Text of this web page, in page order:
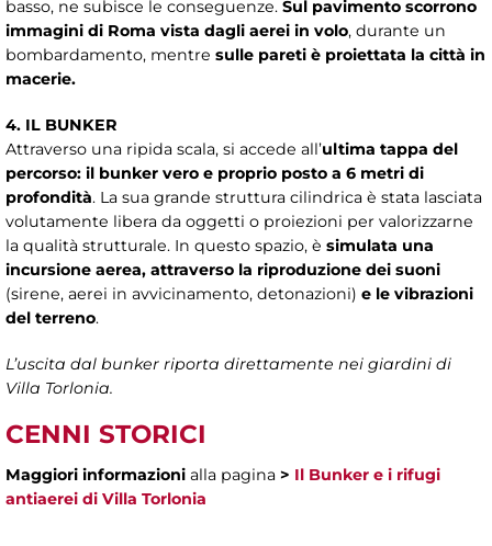
basso, ne subisce le conseguenze. Sul pavimento scorrono
immagini di Roma vista dagli aerei in volo, durante un
bombardamento, mentre sulle pareti è proiettata la città in
macerie.
4. IL BUNKER
Attraverso una ripida scala, si accede all’ultima tappa del
percorso: il bunker vero e proprio posto a 6 metri di
profondità. La sua grande struttura cilindrica è stata lasciata
volutamente libera da oggetti o proiezioni per valorizzarne
la qualità strutturale. In questo spazio, è simulata una
incursione aerea, attraverso la riproduzione dei suoni
(sirene, aerei in avvicinamento, detonazioni) e le vibrazioni
del terreno.
L’uscita dal bunker riporta direttamente nei giardini di
Villa Torlonia.
CENNI STORICI
Maggiori informazioni alla pagina > Il Bunker e i rifugi
antiaerei di Villa Torlonia